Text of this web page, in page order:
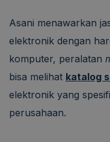
Asani menawarkan
elektronik dengan
komputer, peralatan
bisa melihat katalog
elektronik yang
perusahaan.